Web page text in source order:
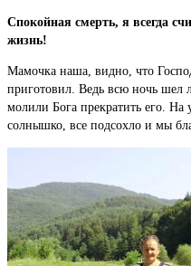
Спокойная смерть, я всегда
жизнь!
Мамочка наша, видно, что
приготовил. Ведь всю ночь шел
молили Бога прекратить его.
солнышко, все подсохло и мы